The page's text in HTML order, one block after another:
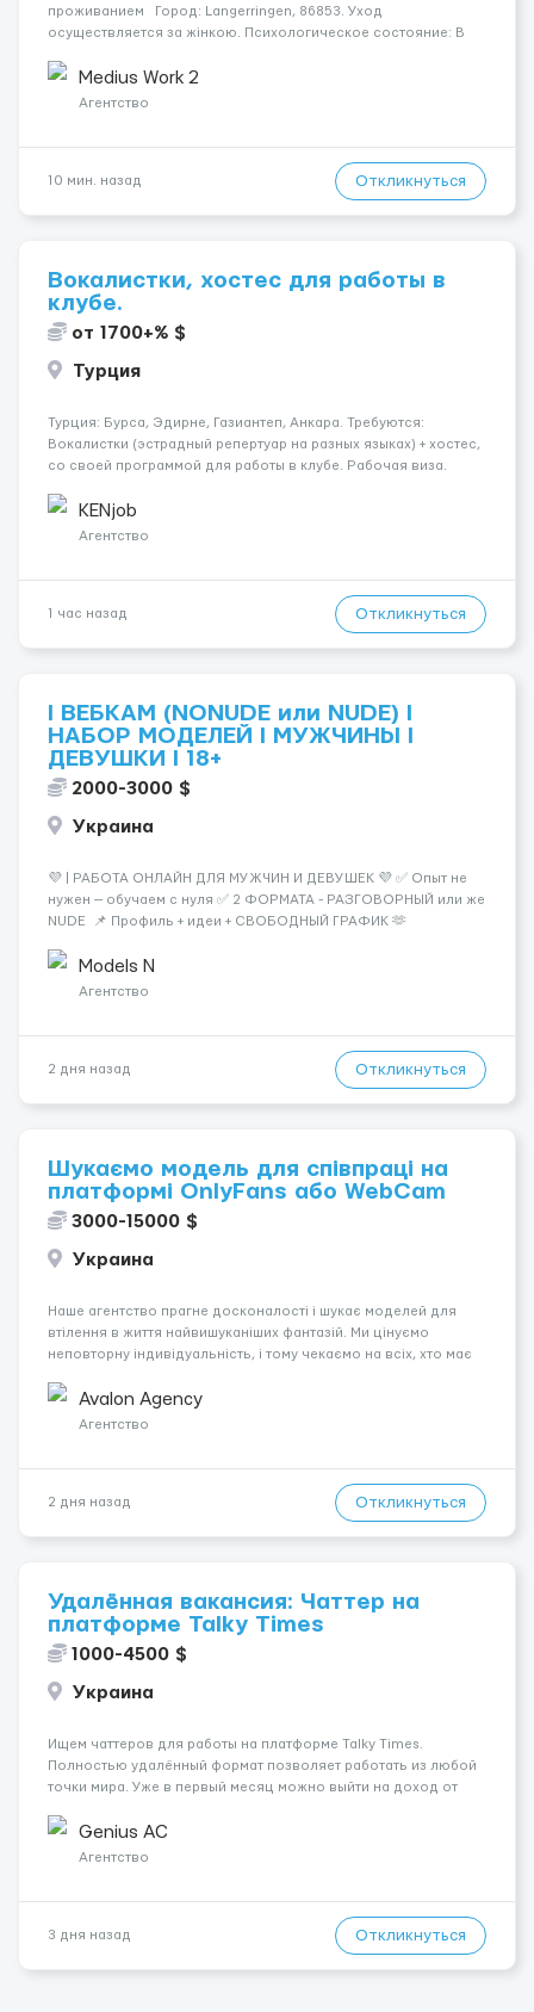
проживанием Город: Langerringen, 86853. Уход
осуществляется за жінкою. Психологическое состояние: В
(можливість сидіти є). Ночью пациент: Іноді прокидається, не
щодня...
Medius Work 2
Агентство
10 мин. назад Откликнуться
Вокалистки, хостес для работы в
клубе.
от 1700+% $
Турция
Турция: Бурса, Эдирне, Газиантеп, Анкара. Требуются:
Вокалистки (эстрадный репертуар на разных языках) + хостеc,
со своей программой для работы в клубе. Рабочая виза.
одного до трех месяцев. Мед. страховка. Высокая зарплат...
KENjob
Агентство
1 час назад Откликнуться
I ВЕБКАМ (NONUDE или NUDE) I
НАБОР МОДЕЛЕЙ I МУЖЧИНЫ I
ДЕВУШКИ I 18+
2000-3000 $
Украина
💜 | РАБОТА ОНЛАЙН ДЛЯ МУЖЧИН И ДЕВУШЕК 💜 ✅ Опыт не
нужен — обучаем с нуля ✅ 2 ФОРМАТА - РАЗГОВОРНЫЙ или же
NUDE 📌 Профиль + идеи + СВОБОДНЫЙ ГРАФИК 🫶
$2,000–$5000/мес 🔥 Telegram: @quinkee (18+)
🔥 WhatsApp:&n...
Models N
Агентство
2 дня назад Откликнуться
Шукаємо модель для співпраці на
платформі OnlyFans або WebCam
3000-15000 $
Украина
Наше агентство прагне досконалості і шукає моделей для
втілення в життя найвишуканіших фантазій. Ми цінуємо
неповторну індивідуальність, і тому чекаємо на всіх, хто має
WebCam. У нас немає обмежень, ми відкриті для
різноманітних типажі...
Avalon Agency
Агентство
2 дня назад Откликнуться
Удалённая вакансия: Чаттер на
платформе Talky Times
1000-4500 $
Украина
Ищем чаттеров для работы на платформе Talky Times.
Полностью удалённый формат позволяет работать из любой
точки мира. Уже в первый месяц можно выйти на доход от
мотивации и бонусов • Смены 8 или 9 часов • Обучение за ...
Genius AС
Агентство
3 дня назад Откликнуться